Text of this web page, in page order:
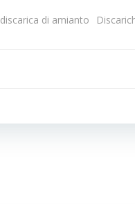
discarica di amianto